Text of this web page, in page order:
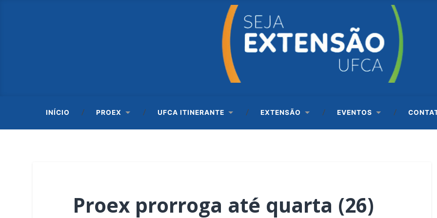
INÍCIO PROEX UFCA ITINERANTE EXTENSÃO EVENTOS
Proex prorroga até quarta (26)